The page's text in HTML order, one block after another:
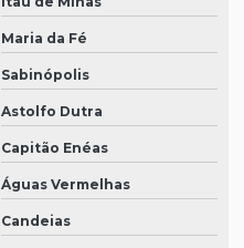
Maria da Fé
Sabinópolis
Astolfo Dutra
Capitão Enéas
Águas Vermelhas
Candeias